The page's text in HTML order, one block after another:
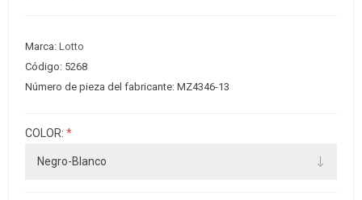
Marca: Lotto
Código: 5268
Número de pieza del fabricante: MZ4346-13
COLOR: *